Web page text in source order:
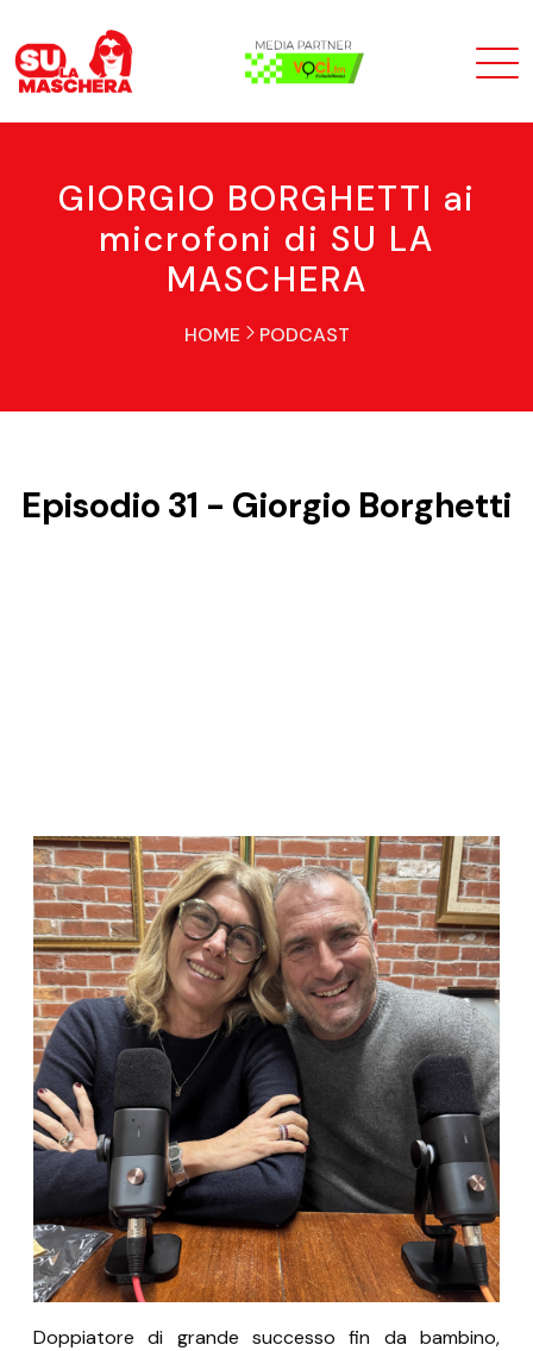
GIORGIO BORGHETTI ai
microfoni di SU LA
MASCHERA
HOME PODCAST
Episodio 31 - Giorgio Borghetti
Doppiatore di grande successo fin da bambino,